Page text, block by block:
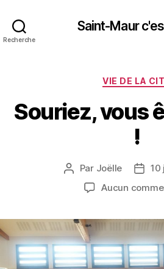
Recherche
Saint-Maur
VIE DE LA
Souriez, vous
!
Auteur
l’article
Par Joëlle
Date
10
Aucun